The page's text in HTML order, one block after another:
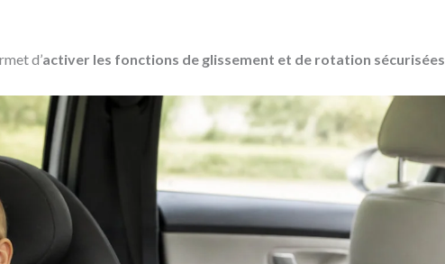
d’activer les fonctions de glissement et de rotation sécurisées